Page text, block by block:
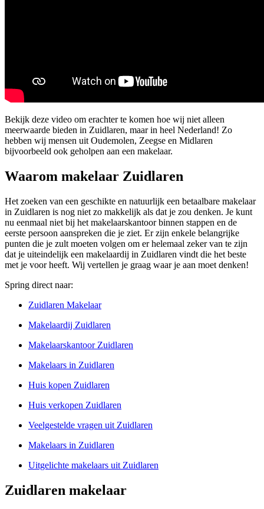
Bekijk deze video om erachter te komen hoe wij niet alleen
meerwaarde bieden in Zuidlaren, maar in heel Nederland! Zo
hebben wij mensen uit Oudemolen, Zeegse en Midlaren
bijvoorbeeld ook geholpen aan een makelaar.
Waarom makelaar Zuidlaren
Het zoeken van een geschikte en natuurlijk een betaalbare makelaar
in Zuidlaren is nog niet zo makkelijk als dat je zou denken. Je kunt
nu eenmaal niet bij het makelaarskantoor binnen stappen en de
eerste persoon aanspreken die je ziet. Er zijn enkele belangrijke
punten die je zult moeten volgen om er helemaal zeker van te zijn
dat je uiteindelijk een makelaardij in Zuidlaren vindt die het beste
met je voor heeft. Wij vertellen je graag waar je aan moet denken!
Spring direct naar:
Zuidlaren Makelaar
Makelaardij Zuidlaren
Makelaarskantoor Zuidlaren
Makelaars in Zuidlaren
Huis kopen Zuidlaren
Huis verkopen Zuidlaren
Veelgestelde vragen uit Zuidlaren
Makelaars in Zuidlaren
Uitgelichte makelaars uit Zuidlaren
Zuidlaren makelaar